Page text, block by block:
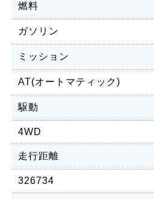
燃料
ガソリン
ミッション
AT(オートマティック)
駆動
4WD
走行距離
326734